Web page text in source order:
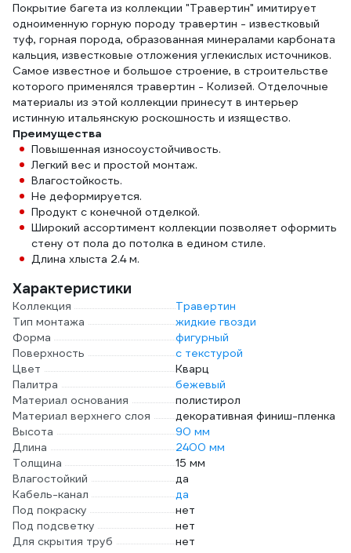
Покрытие багета из коллекции "Травертин" имитирует
одноименную горную породу травертин - известковый
туф, горная порода, образованная минералами карбоната
кальция, известковые отложения углекислых источников.
Самое известное и большое строение, в строительстве
которого применялся травертин - Колизей. Отделочные
материалы из этой коллекции принесут в интерьер
истинную итальянскую роскошность и изящество.
Преимущества
Повышенная износоустойчивость.
Легкий вес и простой монтаж.
Влагостойкость.
Не деформируется.
Продукт с конечной отделкой.
Широкий ассортимент коллекции позволяет оформить
стену от пола до потолка в едином стиле.
Длина хлыста 2.4 м.
Характеристики
Коллекция
Травертин
Тип монтажа
жидкие гвозди
Форма
фигурный
Поверхность
с текстурой
Цвет
Кварц
Палитра
бежевый
Материал основания
полистирол
Материал верхнего слоя
декоративная финиш-пленка
Высота
90 мм
Длина
2400 мм
Толщина
15 мм
Влагостойкий
да
Кабель-канал
да
Под покраску
нет
Под подсветку
нет
Для скрытия труб
нет